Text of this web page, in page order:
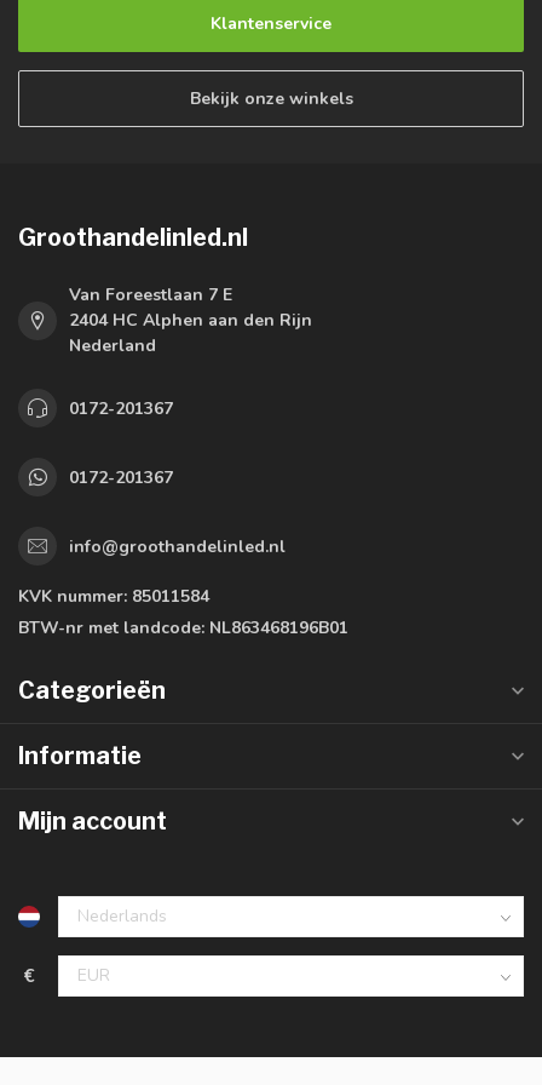
Klantenservice
Bekijk onze winkels
Groothandelinled.nl
Van Foreestlaan 7 E
2404 HC Alphen aan den Rijn
Nederland
0172-201367
0172-201367
info@groothandelinled.nl
KVK nummer: 85011584
BTW-nr met landcode: NL863468196B01
Categorieën
Informatie
Mijn account
€